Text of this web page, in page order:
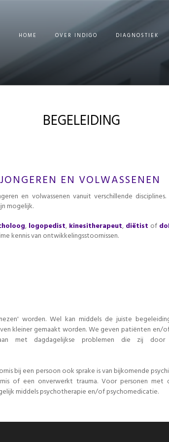
HOME OVER INDIGO DIAGNOSTIEK
BEGELEIDING
EN VOLWASSENEN
en volwassenen vanuit verschillende
mogelijk.
, logopedist, kinesitherapeut, diëtist of
kennis van ontwikkelingsstoornissen.
worden. Wel kan middels de juiste
kleiner gemaakt worden. We geven patiënten en/
met dagdagelijkse problemen die zij door
bij een persoon ook sprake is van bijkomende
of een onverwerkt trauma. Voor personen met
middels psychotherapie en/of psychomedicatie.